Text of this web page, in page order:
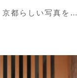
京都らしい写真を…